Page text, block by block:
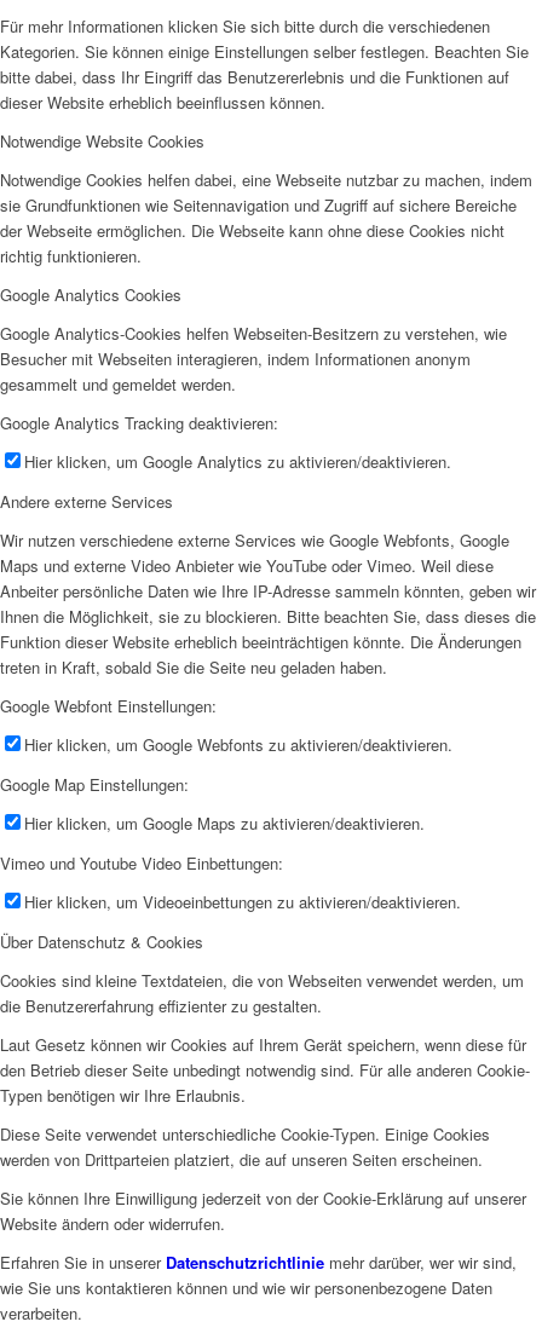
Für mehr Informationen klicken Sie sich bitte durch die verschiedenen
Kategorien. Sie können einige Einstellungen selber festlegen. Beachten Sie
bitte dabei, dass Ihr Eingriff das Benutzererlebnis und die Funktionen auf
dieser Website erheblich beeinflussen können.
Notwendige Website Cookies
Notwendige Cookies helfen dabei, eine Webseite nutzbar zu machen, indem
sie Grundfunktionen wie Seitennavigation und Zugriff auf sichere Bereiche
der Webseite ermöglichen. Die Webseite kann ohne diese Cookies nicht
richtig funktionieren.
Google Analytics Cookies
Google Analytics-Cookies helfen Webseiten-Besitzern zu verstehen, wie
Besucher mit Webseiten interagieren, indem Informationen anonym
gesammelt und gemeldet werden.
Google Analytics Tracking deaktivieren:
Hier klicken, um Google Analytics zu aktivieren/deaktivieren.
Andere externe Services
Wir nutzen verschiedene externe Services wie Google Webfonts, Google
Maps und externe Video Anbieter wie YouTube oder Vimeo. Weil diese
Anbeiter persönliche Daten wie Ihre IP-Adresse sammeln könnten, geben wir
Ihnen die Möglichkeit, sie zu blockieren. Bitte beachten Sie, dass dieses die
Funktion dieser Website erheblich beeinträchtigen könnte. Die Änderungen
treten in Kraft, sobald Sie die Seite neu geladen haben.
Google Webfont Einstellungen:
Hier klicken, um Google Webfonts zu aktivieren/deaktivieren.
Google Map Einstellungen:
Hier klicken, um Google Maps zu aktivieren/deaktivieren.
Vimeo und Youtube Video Einbettungen:
Hier klicken, um Videoeinbettungen zu aktivieren/deaktivieren.
Über Datenschutz & Cookies
Cookies sind kleine Textdateien, die von Webseiten verwendet werden, um
die Benutzererfahrung effizienter zu gestalten.
Laut Gesetz können wir Cookies auf Ihrem Gerät speichern, wenn diese für
den Betrieb dieser Seite unbedingt notwendig sind. Für alle anderen Cookie-
Typen benötigen wir Ihre Erlaubnis.
Diese Seite verwendet unterschiedliche Cookie-Typen. Einige Cookies
werden von Drittparteien platziert, die auf unseren Seiten erscheinen.
Sie können Ihre Einwilligung jederzeit von der Cookie-Erklärung auf unserer
Website ändern oder widerrufen.
Erfahren Sie in unserer Datenschutzrichtlinie mehr darüber, wer wir sind,
wie Sie uns kontaktieren können und wie wir personenbezogene Daten
verarbeiten.